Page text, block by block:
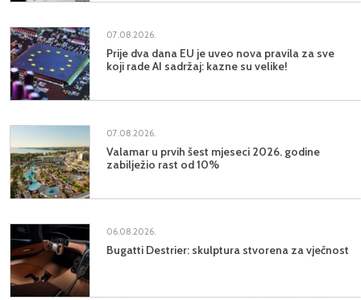
07.08.2026.
Prije dva dana EU je uveo nova pravila za sve
koji rade AI sadržaj: kazne su velike!
07.08.2026.
Valamar u prvih šest mjeseci 2026. godine
zabilježio rast od 10%
06.08.2026.
Bugatti Destrier: skulptura stvorena za vječnost